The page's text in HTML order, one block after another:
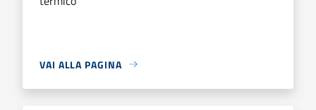
VAI ALLA PAGINA